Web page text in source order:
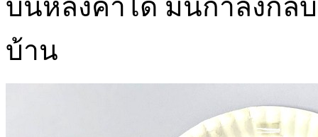
บนหลังคาได้ มันกำลังกลั
บ้าน